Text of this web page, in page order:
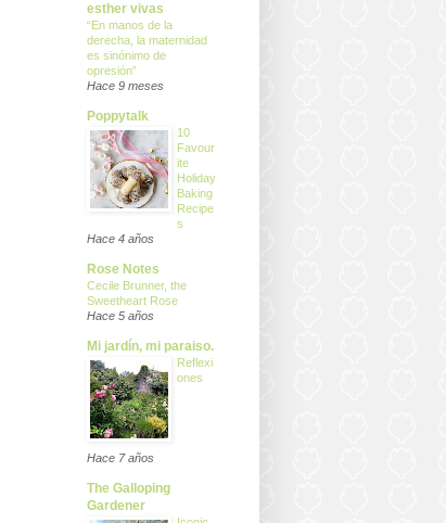
esther vivas
“En manos de la
derecha, la maternidad
es sinónimo de
opresión”
Hace 9 meses
Poppytalk
10
Favour
ite
Holiday
Baking
Recipe
s
Hace 4 años
Rose Notes
Cecile Brunner, the
Sweetheart Rose
Hace 5 años
Mi jardín, mi paraiso.
Reflexi
ones
Hace 7 años
The Galloping
Gardener